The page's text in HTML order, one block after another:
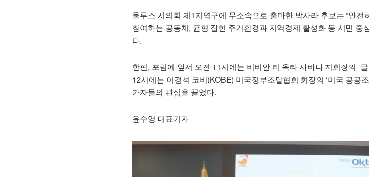
둘루스 시의회 제1지역구에 무소속으로 출마한 박사라 후보는 “안전
참여하는 공동체, 균형 잡힌 주거환경과 지역경제 활성화 등 시민 중
다.
한편, 포럼에 앞서 오전 11시에는 비비안 리 옥타 사바나 지회장의 ‘
12시에는 이경석 코비(KOBE) 미국정부조달협회 회장의 ‘미국 공공
가자들의 관심을 끌었다.
윤수영 대표기자